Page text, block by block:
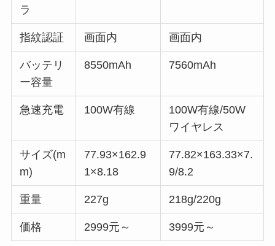
ラ
指紋認証 画面内 画面内
バッテリ
ー容量
8550mAh 7560mAh
急速充電 100W有線
100W有線/50W
ワイヤレス
サイズ(m
m)
77.93×162.9
1×8.18
77.82×163.33×7.
9/8.2
重量 227g 218g/220g
価格 2999元～ 3999元～